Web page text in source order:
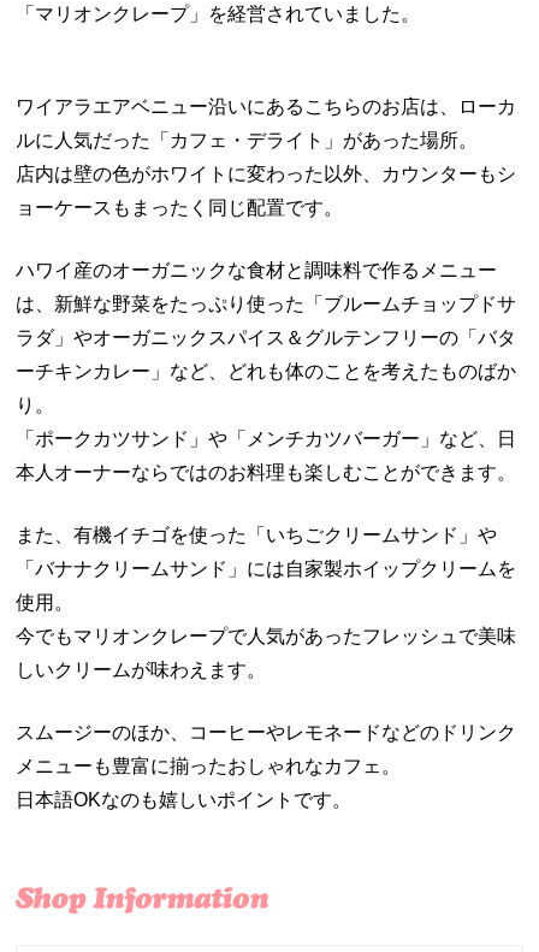
「マリオンクレープ」を経営されていました。
ワイアラエアベニュー沿いにあるこちらのお店は、ローカ
ルに人気だった「カフェ・デライト」があった場所。
店内は壁の色がホワイトに変わった以外、カウンターもシ
ョーケースもまったく同じ配置です。
ハワイ産のオーガニックな食材と調味料で作るメニュー
は、新鮮な野菜をたっぷり使った「ブルームチョップドサ
ラダ」やオーガニックスパイス＆グルテンフリーの「バタ
ーチキンカレー」など、どれも体のことを考えたものばか
り。
「ポークカツサンド」や「メンチカツバーガー」など、日
本人オーナーならではのお料理も楽しむことができます。
また、有機イチゴを使った「いちごクリームサンド」や
「バナナクリームサンド」には自家製ホイップクリームを
使用。
今でもマリオンクレープで人気があったフレッシュで美味
しいクリームが味わえます。
スムージーのほか、コーヒーやレモネードなどのドリンク
メニューも豊富に揃ったおしゃれなカフェ。
日本語OKなのも嬉しいポイントです。